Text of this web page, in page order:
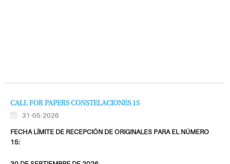
CALL FOR PAPERS CONSTELACIONES 15
31-05-2026
FECHA LÍMITE DE RECEPCIÓN DE ORIGINALES PARA EL NÚMERO
15: